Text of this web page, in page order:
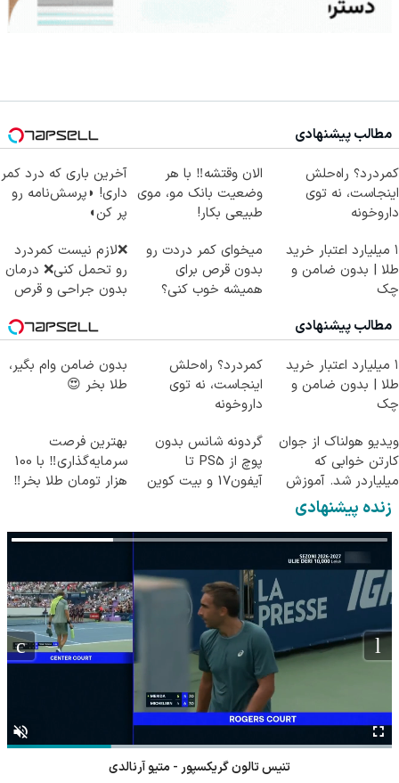
مطالب پیشنهادی
کمردرد؟ راه‌حلش
اینجاست، نه توی
داروخونه
الان وقتشه‼️ با هر
وضعیت بانک مو، موی
طبیعی بکار!
آخرین باری که درد کمر
داری! ◗پرسش‌نامه رو
پر کن◖
۱ میلیارد اعتبار خرید
طلا | بدون ضامن و
چک
میخوای کمر دردت رو
بدون قرص برای
همیشه خوب کنی؟
❌لازم نیست کمردرد
رو تحمل کنی❌ درمان
بدون جراحی و قرص
مطالب پیشنهادی
۱ میلیارد اعتبار خرید
طلا | بدون ضامن و
چک
کمردرد؟ راه‌حلش
اینجاست، نه توی
داروخونه
بدون ضامن وام بگیر،
طلا بخر 😍
ویدیو هولناک از جوان
کارتن خوابی که
میلیاردر شد. آموزش
رایگان
گردونه شانس بدون
پوچ از PS5 تا
آیفون17 و بیت کوین
بهترین فرصت
سرمایه‌گذاری‼️ با 100
هزار تومان طلا بخر‼️
زنده پیشنهادی
تنیس تالون گریکسپور - متیو آرنالدی